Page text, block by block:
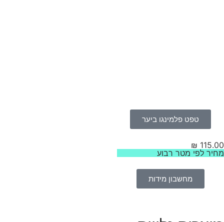
טפט פלמינגו ביער
₪
לפי מטר רבוע
מחשבון מידות